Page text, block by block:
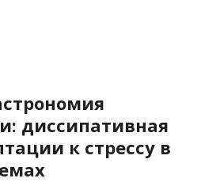
диссипативная
к стрессу в